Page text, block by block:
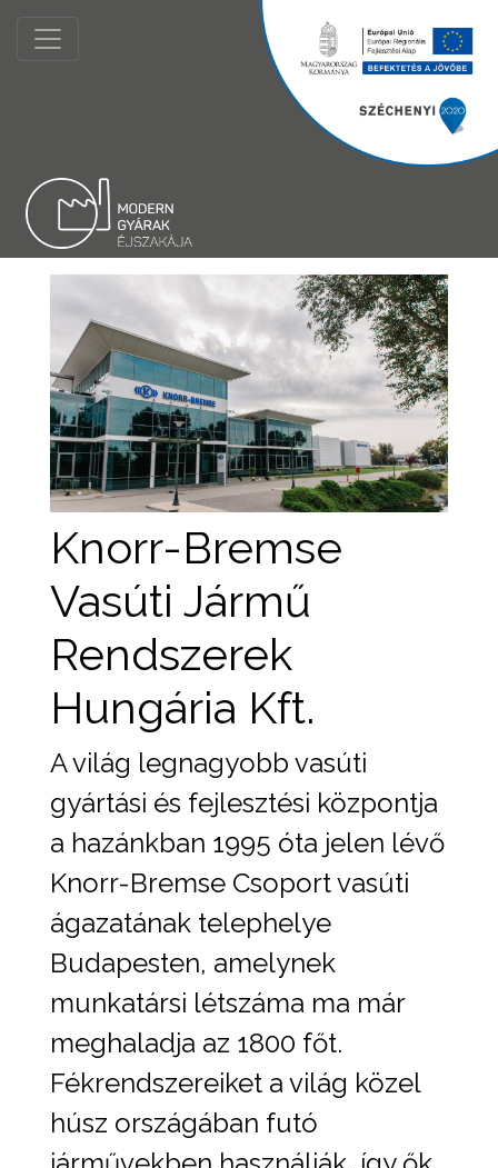
Knorr-Bremse
Vasúti Jármű
Rendszerek
Hungária Kft.
A világ legnagyobb vasúti
gyártási és fejlesztési központja
a hazánkban 1995 óta jelen lévő
Knorr-Bremse Csoport vasúti
ágazatának telephelye
Budapesten, amelynek
munkatársi létszáma ma már
meghaladja az 1800 főt.
Fékrendszereiket a világ közel
húsz országában futó